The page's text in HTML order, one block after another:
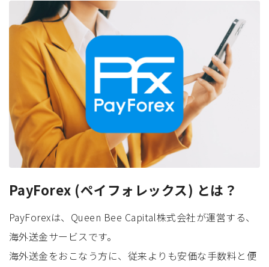
PayForex (ペイフォレックス) とは？
PayForexは、Queen Bee Capital株式会社が運営する、
海外送金サービスです。
海外送金をおこなう方に、従来よりも安価な手数料と便